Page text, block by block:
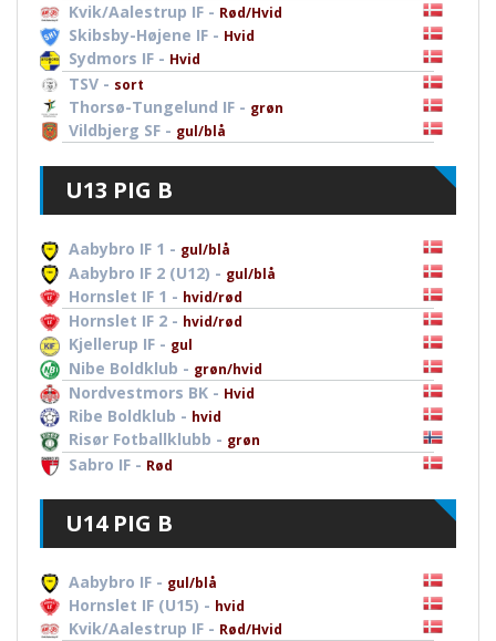
Kvik/Aalestrup IF - Rød/Hvid
Skibsby-Højene IF - Hvid
Sydmors IF - Hvid
TSV - sort
Thorsø-Tungelund IF - grøn
Vildbjerg SF - gul/blå
U13 PIG B
Aabybro IF 1 - gul/blå
Aabybro IF 2 (U12) - gul/blå
Hornslet IF 1 - hvid/rød
Hornslet IF 2 - hvid/rød
Kjellerup IF - gul
Nibe Boldklub - grøn/hvid
Nordvestmors BK - Hvid
Ribe Boldklub - hvid
Risør Fotballklubb - grøn
Sabro IF - Rød
U14 PIG B
Aabybro IF - gul/blå
Hornslet IF (U15) - hvid
Kvik/Aalestrup IF - Rød/Hvid